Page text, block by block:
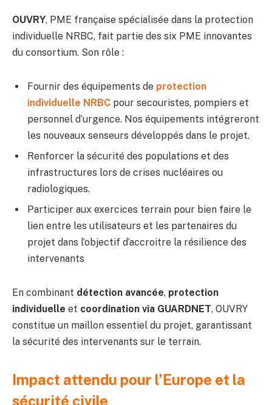
OUVRY, PME française spécialisée dans la protection
individuelle NRBC, fait partie des six PME innovantes
du consortium. Son rôle :
Fournir des équipements de protection
individuelle NRBC pour secouristes, pompiers et
personnel d’urgence. Nos équipements intégreront
les nouveaux senseurs développés dans le projet.
Renforcer la sécurité des populations et des
infrastructures lors de crises nucléaires ou
radiologiques.
Participer aux exercices terrain pour bien faire le
lien entre les utilisateurs et les partenaires du
projet dans l’objectif d’accroitre la résilience des
intervenants
En combinant détection avancée, protection
individuelle et coordination via GUARDNET, OUVRY
constitue un maillon essentiel du projet, garantissant
la sécurité des intervenants sur le terrain.
Impact attendu pour l’Europe et la
sécurité civile